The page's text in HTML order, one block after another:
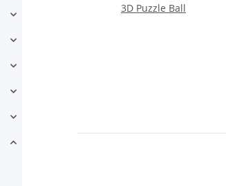
3D Puzzle Ball